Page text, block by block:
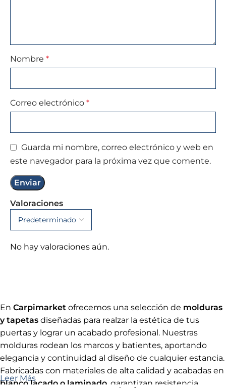
Valoraciones
No hay valoraciones aún.
Nombre *
Correo electrónico *
Guarda mi nombre, correo electrónico y web en
este navegador para la próxima vez que comente.
En Carpimarket ofrecemos una selección de molduras
y tapetas diseñadas para realzar la estética de tus
puertas y lograr un acabado profesional. Nuestras
molduras rodean los marcos y batientes, aportando
elegancia y continuidad al diseño de cualquier estancia.
Fabricadas con materiales de alta calidad y acabadas en
blanco lacado o laminado , garantizan resistencia,
Leer Más